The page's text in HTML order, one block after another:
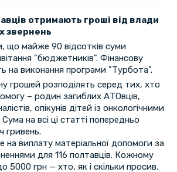
отримають гроші від влади
звернень
що майже 90 відсотків суми
"бюджетників". Фінансову
на виконання програми "Турбота".
грошей розподілять серед тих, хто
– родин загиблих АТОвців,
опікунів дітей із онкологічними
на всі ці статті попередньо
гривень.
на виплату матеріальної допомоги за
для 116 полтавців. Кожному
5000 грн — хто, як і скільки просив.